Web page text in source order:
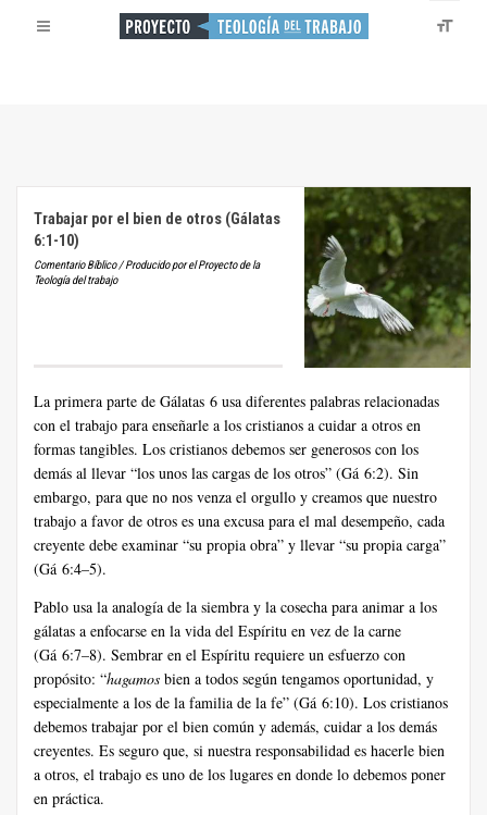
Trabajar por el bien de otros (Gálatas
6:1-10)
Comentario Bíblico / Producido por el Proyecto de la
Teología del trabajo
La primera parte de Gálatas 6 usa diferentes palabras relacionadas
con el trabajo para enseñarle a los cristianos a cuidar a otros en
formas tangibles. Los cristianos debemos ser generosos con los
demás al llevar “los unos las cargas de los otros” (Gá 6:2). Sin
embargo, para que no nos venza el orgullo y creamos que nuestro
trabajo a favor de otros es una excusa para el mal desempeño, cada
creyente debe examinar “su propia obra” y llevar “su propia carga”
(Gá 6:4–5).
Pablo usa la analogía de la siembra y la cosecha para animar a los
gálatas a enfocarse en la vida del Espíritu en vez de la carne
(Gá 6:7–8). Sembrar en el Espíritu requiere un esfuerzo con
propósito: “hagamos bien a todos según tengamos oportunidad, y
especialmente a los de la familia de la fe” (Gá 6:10). Los cristianos
debemos trabajar por el bien común y además, cuidar a los demás
creyentes. Es seguro que, si nuestra responsabilidad es hacerle bien
a otros, el trabajo es uno de los lugares en donde lo debemos poner
en práctica.